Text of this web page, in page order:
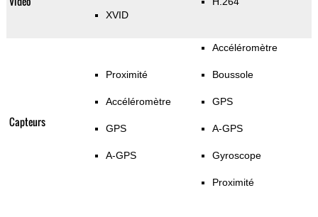
XVID
Capteurs
Proximité
Accéléromètre
GPS
A-GPS
Accéléromètre
Boussole
GPS
A-GPS
Gyroscope
Proximité